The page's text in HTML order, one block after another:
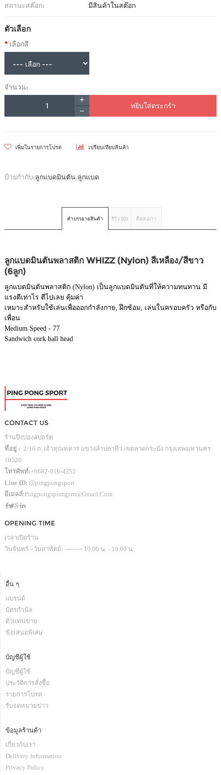
สถานะสต๊อก:
มีสินค้าในสต๊อก
ตัวเลือก
เลือกสี
จำนวน:
หยิบใส่ตระกร้า
เพิ่มในรายการโปรด เปรียบเทียบสินค้า
ป้ายกำกับ:ลูกแบดมินตัน,ลูกแบด
คำบรรยายสินค้า รีวิว (0) ติดต่อเรา
ลูกแบดมินตันพลาสติก WHIZZ (Nylon) สีเหลือง/สีขาว
(6ลูก)
ลูกแบตมินตันพลาสติก (Nylon) เป็นลูกแบดมินตันที่ให้ความทนทาน มี
แรงตีเท่าไร ตีไปเลย คุ้มค่า
เหมาะสำหรับใช้เล่นเพื่อออกกำลังกาย, ฝึกซ้อม, เล่นในครอบครัว หรือกับ
เพื่อน
Medium Speed - 77
Sandwich cork ball head
CONTACT US
ร้านปิงปองสปอร์ต
ที่อยู่ : 2/16 ถ. เจ้าคุณทหาร แขวงลำปลาทิว เขตลาดกระบัง กรุงเทพมหานคร
10520
โทรศัพท์:+6682-916-4252
Line ID: @pingpongsport
อีเมลล์:Pingpongsportgym@gmail.com
OPENING TIME
เวลาเปิดร้าน
วันจันทร์ - วันอาทิตย์: --------- 10.00 น. - 19.00 น.
อื่น ๆ
แบรนด์
บัตรกำนัล
ตัวแทนขาย
ข้อเสนอพิเสษ
บัญชีผู้ใช้
บัญชีผู้ใช้
ประวัติการสั่งซื้อ
รายการโปรด
รับจดหมายข่าว
ข้อมูลร้านค้า
เกี่ยวกับเรา
Delivery Information
Privacy Policy